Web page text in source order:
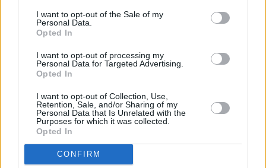
cualquier momento entrando de nuevo en este sitio web o
visitando nuestra política de privacidad.
I want to opt-out of the Sale of my
Personal Data.
Opted In
I want to opt-out of processing my
Personal Data for Targeted Advertising.
Opted In
I want to opt-out of Collection, Use,
Retention, Sale, and/or Sharing of my
Personal Data that Is Unrelated with the
Purposes for which it was collected.
Opted In
CONFIRM